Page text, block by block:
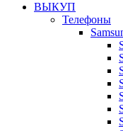
ВЫКУП
Телефоны